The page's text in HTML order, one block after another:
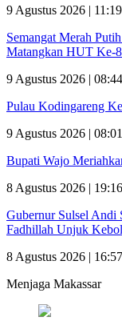
9 Agustus 2026 |
Semangat Merah
Matangkan HUT Ke-
9 Agustus 2026 |
Pulau Kodingareng
9 Agustus 2026 |
Bupati Wajo
8 Agustus 2026 |
Gubernur Sulsel Andi
Fadhillah Unjuk
8 Agustus 2026 |
Menjaga Makassar